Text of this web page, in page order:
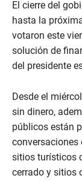
El cierre del
hasta la
votaron este
solución de
del presidente
Desde el
sin dinero,
públicos están
conversaciones
sitios turísticos
cerrado y sitios